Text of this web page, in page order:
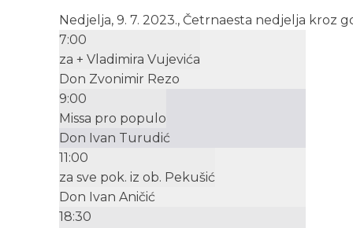
Nedjelja, 9. 7. 2023., Četrnaesta nedjelja kroz
7:00
za + Vladimira Vujevića
Don Zvonimir Rezo
9:00
Missa pro populo
Don Ivan Turudić
11:00
za sve pok. iz ob. Pekušić
Don Ivan Aničić
18:30